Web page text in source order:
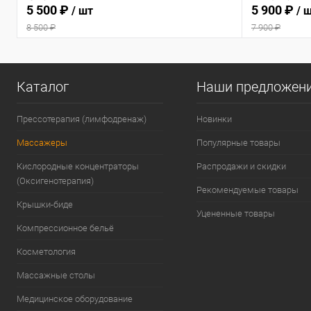
5 500 ₽ / шт
8 500 ₽
5 900 ₽ /
7 900 ₽
Каталог
Прессотерапия (лимфодренаж)
Массажеры
Кислородные концентраторы
(Оксигенотерапия)
Крышки-биде
Компрессионное бельё
Косметология
Массажные столы
Медицинское оборудование
Наши
Новинки
Популярные товары
Распродажи и скидки
Рекомендуемые товары
Уцененные товары